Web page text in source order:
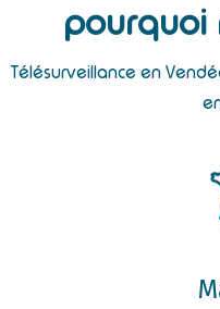
pourquoi
Télésurveillance en